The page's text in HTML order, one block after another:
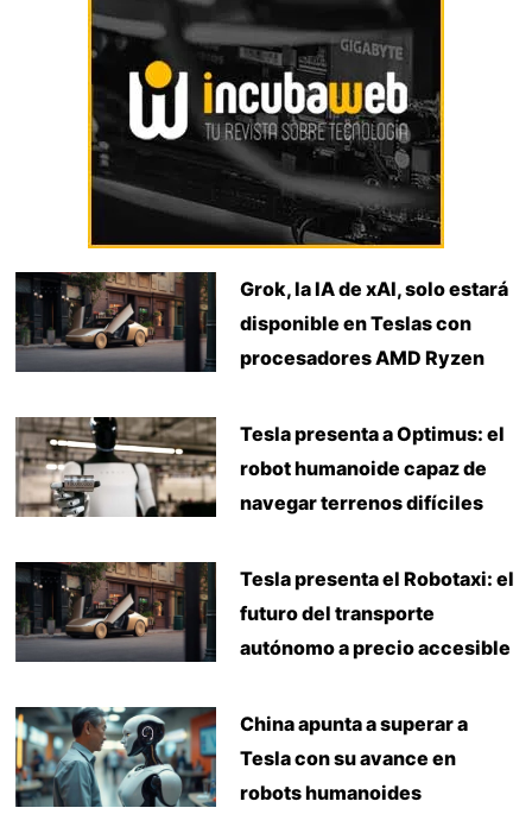
Grok, la IA de xAI, solo estará
disponible en Teslas con
procesadores AMD Ryzen
Tesla presenta a Optimus: el
robot humanoide capaz de
navegar terrenos difíciles
Tesla presenta el Robotaxi: el
futuro del transporte
autónomo a precio accesible
China apunta a superar a
Tesla con su avance en
robots humanoides